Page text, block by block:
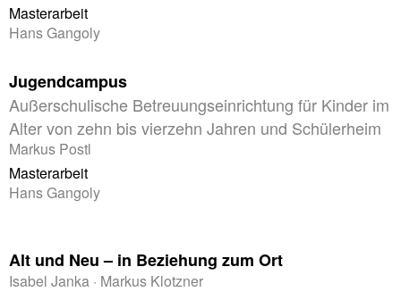
Masterarbeit
Hans Gangoly
Jugendcampus
Außerschulische Betreuungseinrichtung für Kinder im
Alter von zehn bis vierzehn Jahren und Schülerheim
Markus Postl
Masterarbeit
Hans Gangoly
Alt und Neu – in Beziehung zum Ort
Isabel Janka · Markus Klotzner